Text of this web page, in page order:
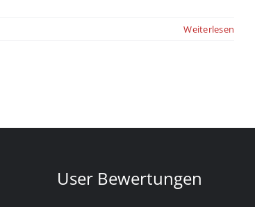
Weiterlesen
User Bewertungen